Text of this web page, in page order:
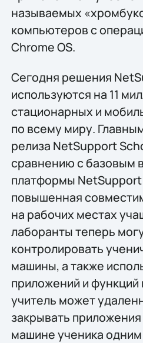
называемых
компьютеров с
Chrome OS.
Сегодня решения
используются на 11
стационарных и
по всему миру.
релиза NetSupport
сравнению с базовым
платформы NetSupport
повышенная
на рабочих местах
лаборанты теперь
контролировать
машины, а также
приложений и
учитель может
закрывать
машине ученика